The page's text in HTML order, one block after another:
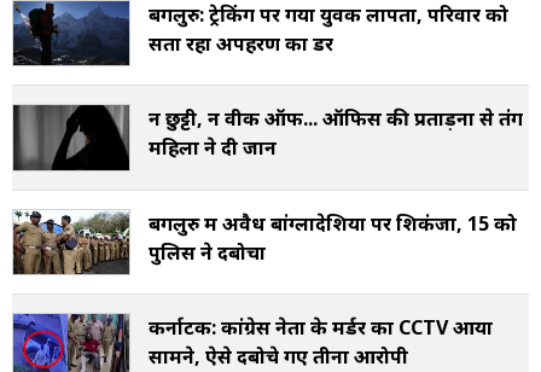
बेंगलुरु: ट्रेकिंग पर गया युवक लापता, परिवार को
सता रहा अपहरण का डर
न छुट्टी, न वीक ऑफ... ऑफिस की प्रताड़ना से तंग
महिला ने दी जान
बेंगलुरु में अवैध बांग्लादेशियों पर शिकंजा, 15 को
पुलिस ने दबोचा
कर्नाटक: कांग्रेस नेता के मर्डर का CCTV आया
सामने, ऐसे दबोचे गए तीनों आरोपी